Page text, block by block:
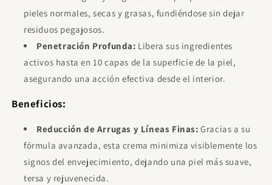
pieles normales, secas y grasas, fundiéndose sin dejar
residuos pegajosos.
Penetración Profunda: Libera sus ingredientes
activos hasta en 10 capas de la superficie de la piel,
asegurando una acción efectiva desde el interior.
Beneficios:
Reducción de Arrugas y Líneas Finas: Gracias a su
fórmula avanzada, esta crema minimiza visiblemente los
signos del envejecimiento, dejando una piel más suave,
tersa y rejuvenecida.